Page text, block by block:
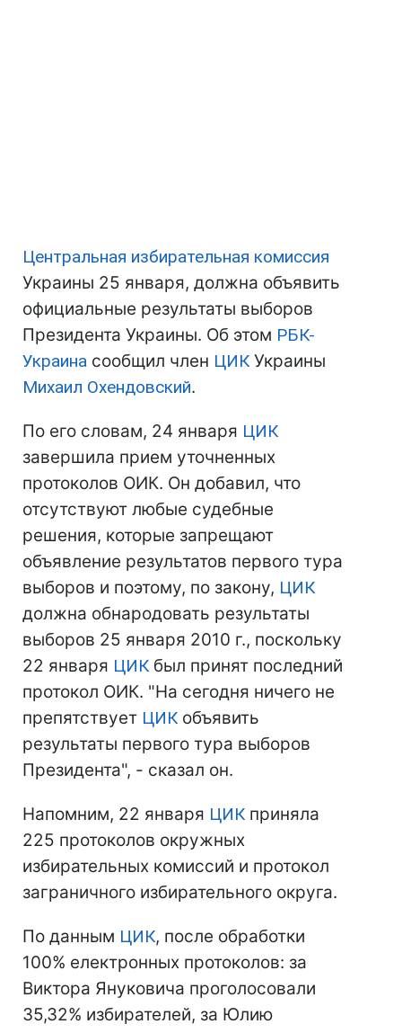
Центральная избирательная комиссия
Украины 25 января, должна объявить
официальные результаты выборов
Президента Украины. Об этом РБК-
Украина сообщил член ЦИКУкраины
Михаил Охендовский.
По его словам, 24 января ЦИК
завершила прием уточненных
протоколов ОИК. Он добавил, что
отсутствуют любые судебные
решения, которые запрещают
объявление результатов первого тура
выборов и поэтому, по закону, ЦИК
должна обнародовать результаты
выборов 25 января 2010 г., поскольку
22 января ЦИКбыл принят последний
протокол ОИК. "На сегодня ничего не
препятствует ЦИКобъявить
результаты первого тура выборов
Президента", - сказал он.
Напомним, 22 января ЦИКприняла
225 протоколов окружных
избирательных комиссий и протокол
заграничного избирательного округа.
По данным ЦИК, после обработки
100% електронных протоколов: за
Виктора Януковича проголосовали
35,32% избирателей, за Юлию